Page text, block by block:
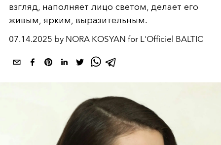
взгляд, наполняет лицо светом, делает его
живым, ярким, выразительным.
07.14.2025 by NORA KOSYAN for L'Officiel BALTIC